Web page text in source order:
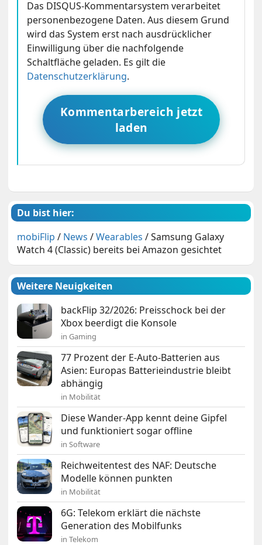
Das DISQUS-Kommentarsystem verarbeitet
personenbezogene Daten. Aus diesem Grund
wird das System erst nach ausdrücklicher
Einwilligung über die nachfolgende
Schaltfläche geladen. Es gilt die
Datenschutzerklärung.
Kommentarbereich jetzt
laden
Du bist hier:
mobiFlip / News /Wearables /Samsung Galaxy
Watch 4 (Classic) bereits bei Amazon gesichtet
Weitere Neuigkeiten
backFlip 32/2026: Preisschock bei der
Xbox beerdigt die Konsole
in Gaming
77 Prozent der E-Auto-Batterien aus
Asien: Europas Batterieindustrie bleibt
abhängig
in Mobilität
Diese Wander-App kennt deine Gipfel
und funktioniert sogar offline
in Software
Reichweitentest des NAF: Deutsche
Modelle können punkten
in Mobilität
6G: Telekom erklärt die nächste
Generation des Mobilfunks
in Telekom